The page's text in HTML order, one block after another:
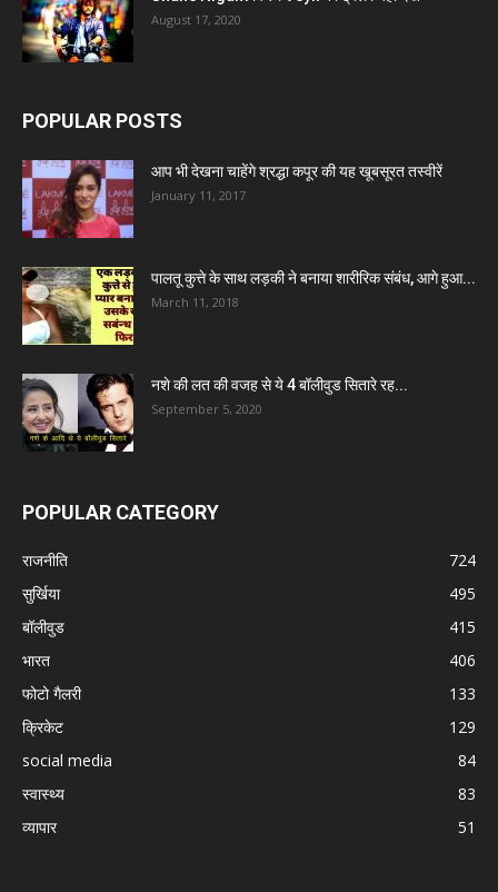
August 17, 2020
POPULAR POSTS
आप भी देखना चाहेंगे श्रद्धा कपूर की यह खूबसूरत तस्वीरें
January 11, 2017
पालतू कुत्ते के साथ लड़की ने बनाया शारीरिक संबंध, आगे हुआ...
March 11, 2018
नशे की लत की वजह से ये 4 बॉलीवुड सितारे रह...
September 5, 2020
POPULAR CATEGORY
राजनीति
724
सुर्खिया
495
बॉलीवुड
415
भारत
406
फोटो गैलरी
133
क्रिकेट
129
social media
84
स्वास्थ्य
83
व्यापार
51